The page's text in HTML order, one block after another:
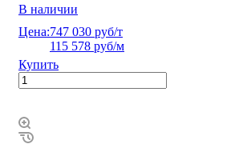
В наличии
Цена:747 030 руб/т
115 578 руб/м
Купить